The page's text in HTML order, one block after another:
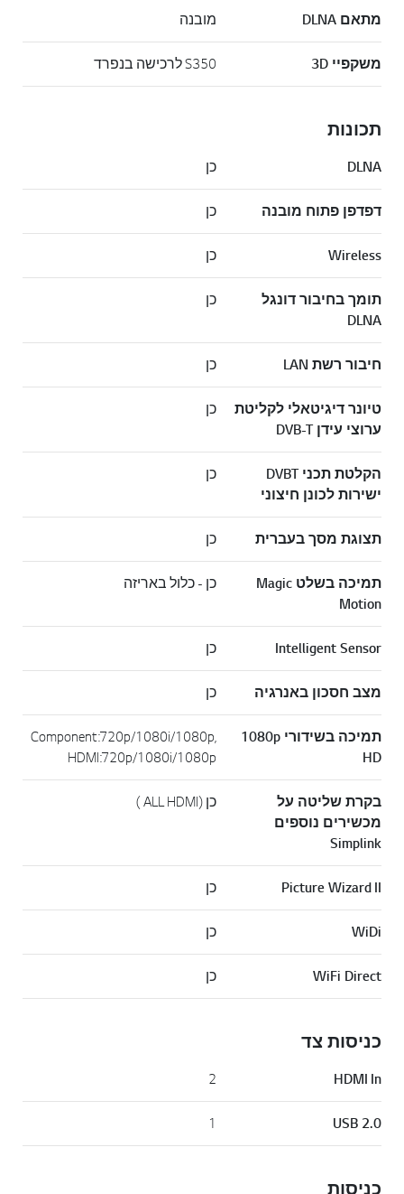
מתאם DLNA מובנה
משקפיי 3D S350 לרכישה בנפרד
תכונות
DLNA כן
דפדפן פתוח מובנה כן
Wireless כן
תומך בחיבור דונגל
DLNA
כן
חיבור רשת LAN כן
טיונר דיגיטאלי לקליטת
ערוצי עידן DVB-T
כן
הקלטת תכני DVBT
ישירות לכונן חיצוני
כן
תצוגת מסך בעברית כן
תמיכה בשלט Magic
Motion
כן - כלול באריזה
Intelligent Sensor כן
מצב חסכון באנרגיה כן
תמיכה בשידורי 1080p
HD
Component:720p/1080i/1080p,
HDMI:720p/1080i/1080p
בקרת שליטה על
מכשירים נוספים
Simplink
כן (ALL HDMI )
Picture Wizard II כן
WiDi כן
WiFi Direct כן
כניסות צד
HDMI In
2
USB 2.0
1
כניסות